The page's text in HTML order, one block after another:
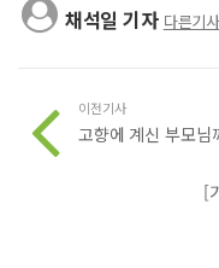
채석일 기자 다른기
이전기사
고향에 계신 부모님
[